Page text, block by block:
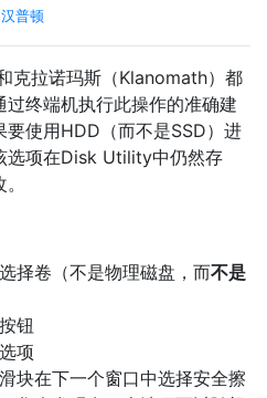
汉普顿
克拉诺玛斯（Klanomath）都
过终端机执行此操作的准确建
要使用HDD（而不是SSD）进
选项在Disk Utility中仍然存
择卷（不是物理磁盘，而不是
钮
项
块在下一个窗口中选择安全擦